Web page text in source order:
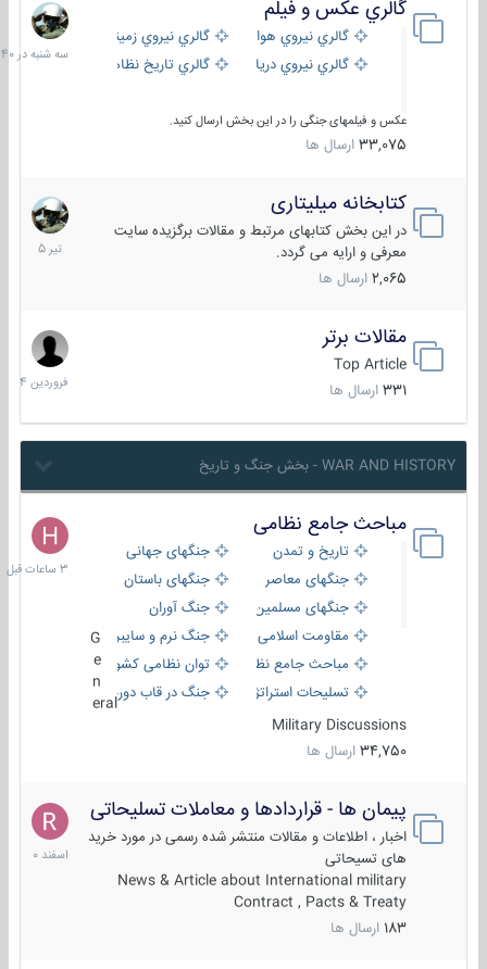
گالري عكس و فيلم
گالري نيروي هوايي
گالري نيروي زميني
گالري نيروي دريايي
گالري تاریخ نظامی
عکس و فیلمهای جنگی را در این بخش ارسال کنید.
33,075 ارسال ها
سه
شنبه
در
کتابخانه میلیتاری
در این بخش کتابهای مرتبط و مقالات برگزیده سایت
معرفی و ارایه می گردد.
2,065 ارسال ها
16
تیر
1405
مقالات برتر
Top Article
331 ارسال ها
29
فروردین
1404
WAR AND HISTORY - بخش جنگ و تاریخ
مباحث جامع نظامی
تاریخ و تمدن
جنگهای جهانی
جنگهای معاصر
جنگهای باستان
جنگهای مسلمین
جنگ آوران
مقاومت اسلامی
جنگ نرم و سایبری
مباحث جامع نظامی
توان نظامی کشورها
تسلیحات استراتژیک
جنگ در قاب دوربین
eral
Military Discussions
34,750 ارسال ها
3
ساعات
قبل
پیمان ها - قراردادها و معاملات تسلیحاتی
اخبار ، اطلاعات و مقالات منتشر شده رسمی در مورد خرید
های تسیحاتی
News & Article about International military
Contract , Pacts & Treaty
183 ارسال ها
7
اسفند
1400